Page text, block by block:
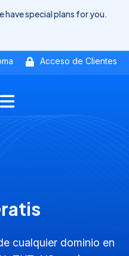
Acceso de Clientes
have special plans for you.
cualquier dominio en